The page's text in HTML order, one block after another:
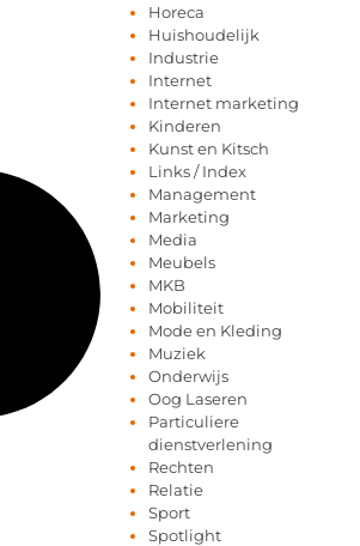
Horeca
Huishoudelijk
Industrie
Internet
Internet marketing
Kinderen
Kunst en Kitsch
Links / Index
Management
Marketing
Media
Meubels
MKB
Mobiliteit
Mode en Kleding
Muziek
Onderwijs
Oog Laseren
Particuliere
dienstverlening
Rechten
Relatie
Sport
Spotlight